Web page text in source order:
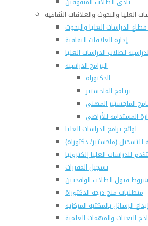
العليا والبحوث والعلاقات الثقافية
الدراسات العليا والبحوث
إدارة العلاقات الثقافية
لطلاب الدراسات العليا
البرامج الدراسية
الدكتوراة
برنامج الماجستير
الماجستير المهنى
المستدامة للأراضى
لوائح برامج الدراسات العليا
للتسجيل (ماجستير/ دكتوراه
للدراسات العليا إلكترونيا
تسجيل المقررات
شروط قبول الطلاب الوافديين
متطلبات منح درجة الدكتوراة
الرسائل بالمكتبة المركزية
البعثات والمهمات العلمية